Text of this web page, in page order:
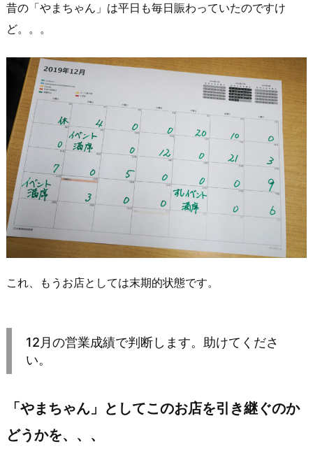
昔の「やまちゃん」は平日も毎日賑わっていたのですけ
ど。。。
これ、もうお店としては末期的状態です。
12月の営業成績で判断します。助けてくださ
い。
「やまちゃん」としてこのお店を引き継ぐのか
どうかを、、、